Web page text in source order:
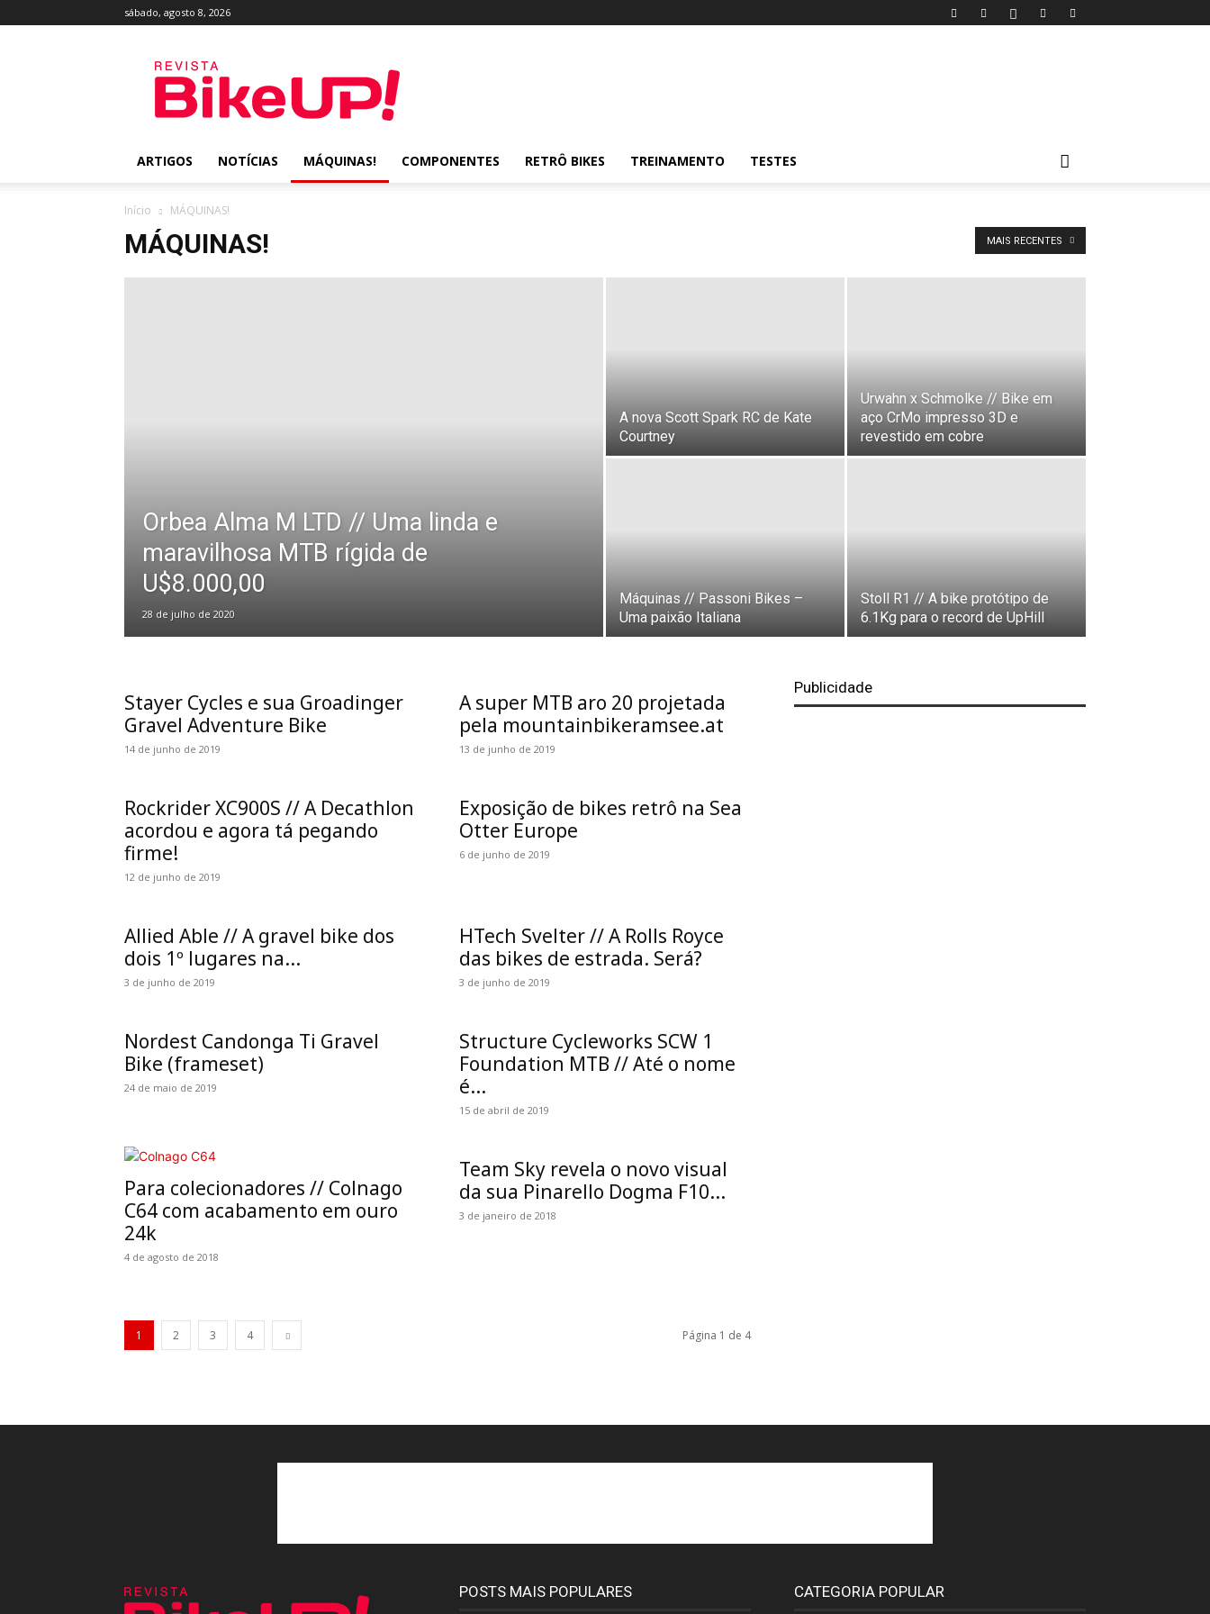
sábado, agosto 8, 2026
BikeUP!
ARTIGOS NOTÍCIAS MÁQUINAS! COMPONENTES RETRÔ BIKES TREINAMENTO TESTES
Início MÁQUINAS!
MÁQUINAS! MAIS RECENTES
Orbea Alma M LTD // Uma linda e
maravilhosa MTB rígida de
U$8.000,00
28 de julho de 2020
A nova Scott Spark RC de Kate
Courtney
Urwahn x Schmolke // Bike em
aço CrMo impresso 3D e
revestido em cobre
Máquinas // Passoni Bikes –
Uma paixão Italiana
Stoll R1 // A bike protótipo de
6.1Kg para o record de UpHill
Stayer Cycles e sua Groadinger
Gravel Adventure Bike
14 de junho de 2019
A super MTB aro 20 projetada
pela mountainbikeramsee.at
13 de junho de 2019
Rockrider XC900S // A Decathlon
acordou e agora tá pegando
firme!
12 de junho de 2019
Exposição de bikes retrô na Sea
Otter Europe
6 de junho de 2019
Allied Able // A gravel bike dos
dois 1º lugares na...
3 de junho de 2019
HTech Svelter // A Rolls Royce
das bikes de estrada. Será?
3 de junho de 2019
Nordest Candonga Ti Gravel
Bike (frameset)
24 de maio de 2019
Structure Cycleworks SCW 1
Foundation MTB // Até o nome
é...
15 de abril de 2019
Para colecionadores // Colnago
C64 com acabamento em ouro
24k
4 de agosto de 2018
Team Sky revela o novo visual
da sua Pinarello Dogma F10...
3 de janeiro de 2018
1 2 3 4 Página 1 de 4
Publicidade
POSTS MAIS POPULARES CATEGORIA POPULAR